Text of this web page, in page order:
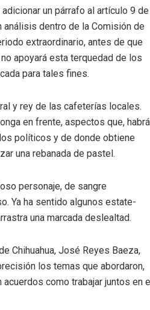
un párrafo al artículo 9 de
análisis dentro de la Comisión de
extraordinario, antes de que
apoyará esta terquedad de los
para tales fines.
y rey de las cafeterías locales.
en frente, aspectos que, habrá
políticos y de donde obtiene
una rebanada de pastel.
personaje, de sangre
Ya ha sentido algunos estate-
una marcada deslealtad.
Chihuahua, José Reyes Baeza,
los temas que abordaron,
como trabajar juntos en